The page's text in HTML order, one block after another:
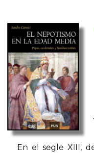
En el segle XIII,